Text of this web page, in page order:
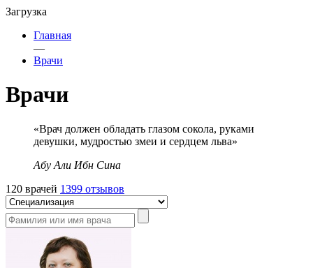
Загрузка
Главная
—
Врачи
Врачи
«Врач должен обладать глазом сокола, руками
девушки, мудростью змеи и сердцем льва»
Абу Али Ибн Сина
120 врачей 1399 отзывов